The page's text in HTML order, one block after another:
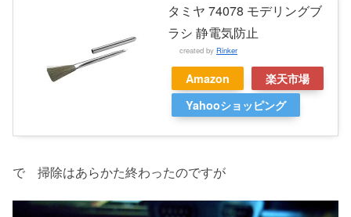
タミヤ 74078 モデリングブ
ラシ 静電気防止
created by Rinker
Amazon
楽天市場
Yahooショッピング
で 掃除はあらかた終わったのですが